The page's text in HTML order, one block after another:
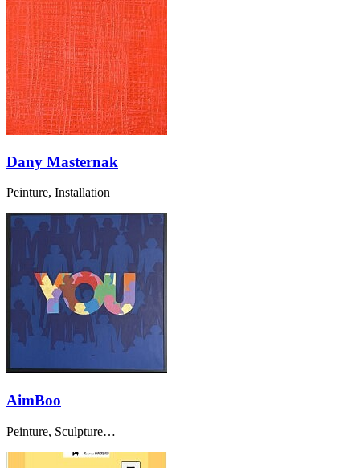
Dany Masternak
Peinture, Installation
AimBoo
Peinture, Sculpture…